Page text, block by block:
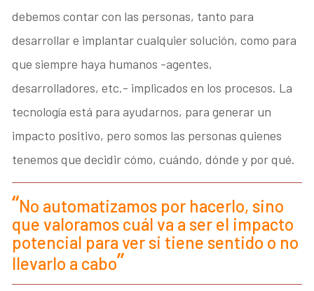
debemos contar con las personas, tanto para
desarrollar e implantar cualquier solución, como para
que siempre haya humanos -agentes,
desarrolladores, etc.- implicados en los procesos. La
tecnología está para ayudarnos, para generar un
impacto positivo, pero somos las personas quienes
tenemos que decidir cómo, cuándo, dónde y por qué.
No automatizamos por hacerlo, sino
que valoramos cuál va a ser el impacto
potencial para ver si tiene sentido o no
llevarlo a cabo